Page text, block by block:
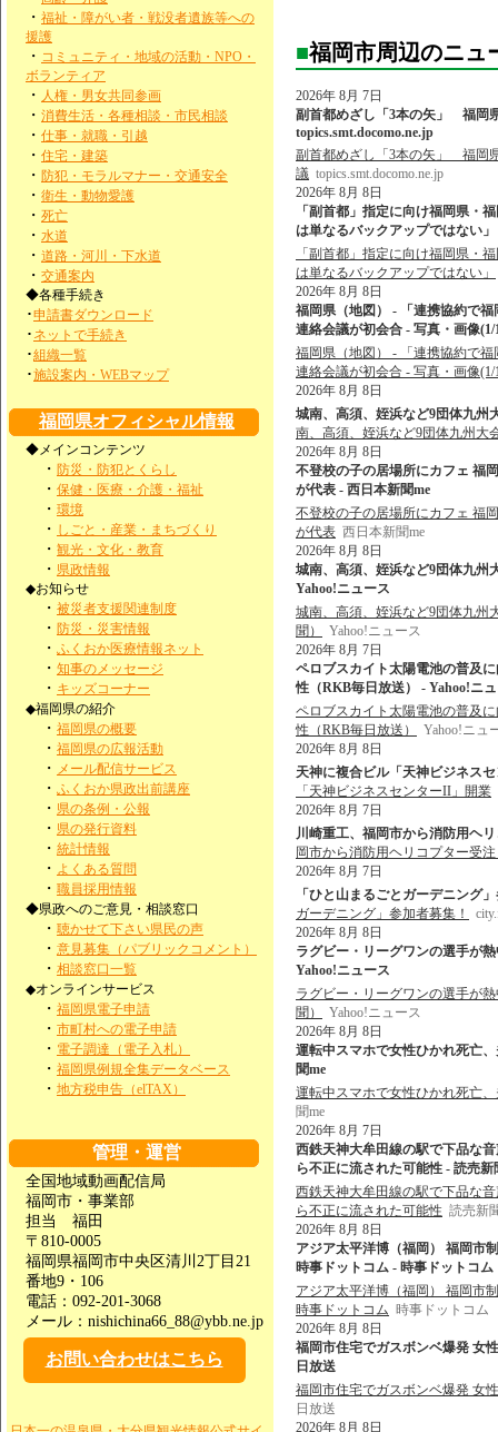
・ 福祉・障がい者・戦没者遺族等への
援護
・ コミュニティ・地域の活動・NPO・
ボランティア
・ 人権・男女共同参画
・ 消費生活・各種相談・市民相談
・ 仕事・就職・引越
・ 住宅・建築
・ 防犯・モラルマナー・交通安全
・ 衛生・動物愛護
・ 死亡
・ 水道
・ 道路・河川・下水道
・ 交通案内
◆各種手続き
･申請書ダウンロード
･ ネットで手続き
･組織一覧
･施設案内・WEBマップ
福岡県オフィシャル情報
◆メインコンテンツ
・ 防災・防犯とくらし
・ 保健・医療・介護・福祉
・ 環境
・ しごと・産業・まちづくり
・ 観光・文化・教育
・ 県政情報
◆お知らせ
・ 被災者支援関連制度
・ 防災・災害情報
・ ふくおか医療情報ネット
・ 知事のメッセージ
・ キッズコーナー
◆福岡県の紹介
・ 福岡県の概要
・ 福岡県の広報活動
・ メール配信サービス
・ ふくおか県政出前講座
・ 県の条例・公報
・ 県の発行資料
・ 統計情報
・ よくある質問
・ 職員採用情報
◆県政へのご意見・相談窓口
・ 聴かせて下さい県民の声
・ 意見募集（パブリックコメント）
・ 相談窓口一覧
◆オンラインサービス
・ 福岡県電子申請
・ 市町村への電子申請
・ 電子調達（電子入札）
・ 福岡県例規全集データベース
・ 地方税申告（elTAX）
管理・運営
全国地域動画配信局
福岡市・事業部
担当 福田
〒810-0005
福岡県福岡市中央区清川2丁目21
番地9・106
電話：092-201-3068
メール：nishichina66_88@ybb.ne.jp
お問い合わせはこちら
■福岡市周辺のニュ
2026年 8月 7日
副首都めざし「3本の矢」 福岡
topics.smt.docomo.ne.jp
副首都めざし「3本の矢」 福岡
議 topics.smt.docomo.ne.jp
2026年 8月 8日
「副首都」指定に向け福岡県・
は単なるバックアップではない
「副首都」指定に向け福岡県・
は単なるバックアップではない」
2026年 8月 8日
福岡県（地図） - 「連携協約で
連絡会議が初会合 - 写真・画像(1/
福岡県（地図） - 「連携協約で
連絡会議が初会合 - 写真・画像(1/
2026年 8月 8日
城南、高須、姪浜など9団体九州
南、高須、姪浜など9団体九州大
2026年 8月 8日
不登校の子の居場所にカフェ 福
が代表 - 西日本新聞me
不登校の子の居場所にカフェ 福
が代表 西日本新聞me
2026年 8月 8日
城南、高須、姪浜など9団体九州
Yahoo!ニュース
城南、高須、姪浜など9団体九州
聞）
Yahoo!ニュース
2026年 8月 7日
ペロブスカイト太陽電池の普及
性（RKB毎日放送） - Yahoo!ニ
ペロブスカイト太陽電池の普及
性（RKB毎日放送）
Yahoo!ニュ
2026年 8月 8日
天神に複合ビル「天神ビジネス
「天神ビジネスセンターII」開業
2026年 8月 7日
川崎重工、福岡市から消防用ヘ
岡市から消防用ヘリコプター受注
2026年 8月 7日
「ひと山まるごとガーデニング
ガーデニング」参加者募集！
2026年 8月 8日
ラグビー・リーグワンの選手が
Yahoo!ニュース
ラグビー・リーグワンの選手が
聞）
Yahoo!ニュース
2026年 8月 8日
運転中スマホで女性ひかれ死亡
聞me
運転中スマホで女性ひかれ死亡
聞me
2026年 8月 7日
西鉄天神大牟田線の駅で下品な
ら不正に流された可能性 - 読売新
西鉄天神大牟田線の駅で下品な
ら不正に流された可能性 読売新
2026年 8月 8日
アジア太平洋博（福岡） 福岡市
時事ドットコム - 時事ドットコム
アジア太平洋博（福岡） 福岡市
時事ドットコム 時事ドットコム
2026年 8月 8日
福岡市住宅でガスボンベ爆発 女
日放送
福岡市住宅でガスボンベ爆発 女
日放送
2026年 8月 8日